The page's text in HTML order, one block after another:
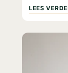
LEES